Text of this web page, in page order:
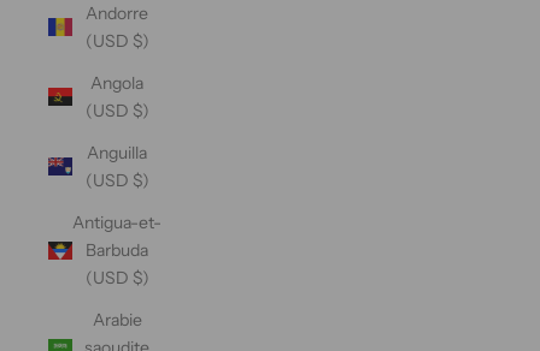
Andorre
(USD $)
Angola
(USD $)
Anguilla
(USD $)
Antigua-et-
Barbuda
(USD $)
Arabie